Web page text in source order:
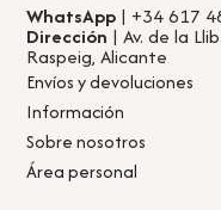
WhatsApp | +34 617
Dirección | Av. de la
Raspeig, Alicante
Envíos y devoluciones
Información
Sobre nosotros
Área personal